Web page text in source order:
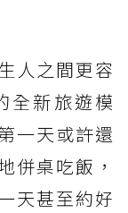
人之間更容
全新旅遊模
一天或許還
併桌吃飯，
天甚至約好